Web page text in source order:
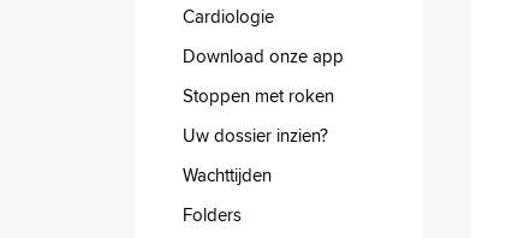
Cardiologie
Download onze app
Stoppen met roken
Uw dossier inzien?
Wachttijden
Folders